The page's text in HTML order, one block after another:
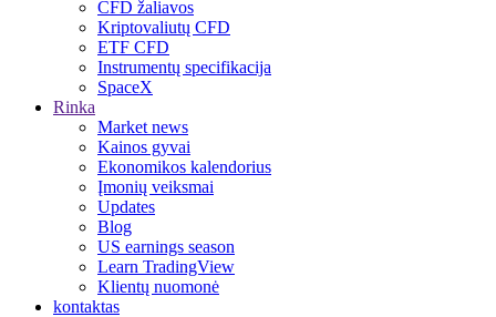
CFD žaliavos
Kriptovaliutų CFD
ETF CFD
Instrumentų specifikacija
SpaceX
Rinka
Market news
Kainos gyvai
Ekonomikos kalendorius
Įmonių veiksmai
Updates
Blog
US earnings season
Learn TradingView
Klientų nuomonė
kontaktas